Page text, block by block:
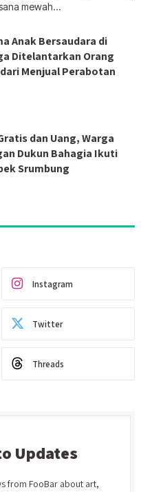
mewah…
Anak Bersaudara di
Ditelantarkan Orang
Menjual Perabotan
dan Uang, Warga
Dukun Bahagia Ikuti
Srumbung
Instagram
Twitter
Threads
Updates
from FooBar about art,